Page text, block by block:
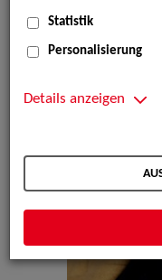
Statistik
Personalisierung
Details anzeigen